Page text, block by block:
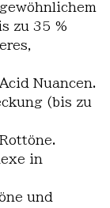
zu 35 %
Nuancen.
(bis zu
in
und